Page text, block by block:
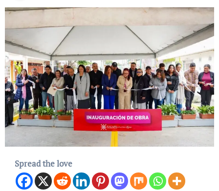
Spread the love